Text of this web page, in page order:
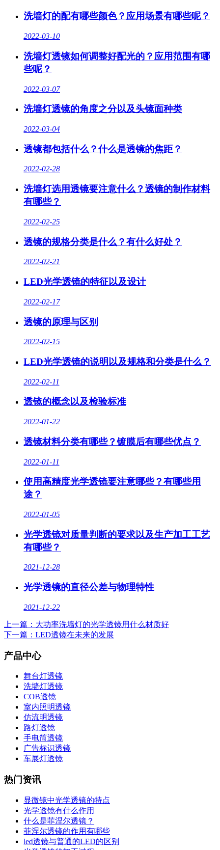
洗墙灯的配有哪些颜色？应用场景有哪些呢？
2022-03-10
洗墙灯透镜如何调整好配光的？应用范围有哪
些呢？
2022-03-07
洗墙灯透镜的角度之分以及头镜面种类
2022-03-04
透镜都包括什么？什么是透镜的焦距？
2022-02-28
洗墙灯选用透镜要注意什么？透镜的制作材料
有哪些？
2022-02-25
透镜的规格分类是什么？有什么好处？
2022-02-21
LED光学透镜的特征以及设计
2022-02-17
透镜的原理与区别
2022-02-15
LED光学透镜的说明以及规格和分类是什么？
2022-02-11
透镜的概念以及检验标准
2022-01-22
透镜材料分类有哪些？镀膜后有哪些优点？
2022-01-11
使用高精度光学透镜要注意哪些？有哪些用
途？
2022-01-05
光学透镜对质量判断的要求以及生产加工工艺
有哪些？
2021-12-28
光学透镜的直径公差与物理特性
2021-12-22
上一篇 ：大功率洗墙灯的光学透镜用什么材质好
下一篇 ：LED透镜在未来的发展
产品中心
舞台灯透镜
洗墙灯透镜
COB透镜
室内照明透镜
仿流明透镜
路灯透镜
手电筒透镜
广告标识透镜
车展灯透镜
热门资讯
显微镜中光学透镜的特点
光学透镜有什么作用
什么是菲涅尔透镜？
菲涅尔透镜的作用有哪些
led透镜与普通的LED的区别